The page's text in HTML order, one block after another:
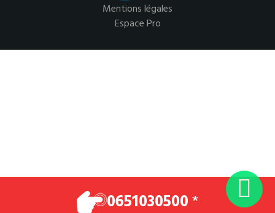
Mentions légales
Espace Pro
0651030500*